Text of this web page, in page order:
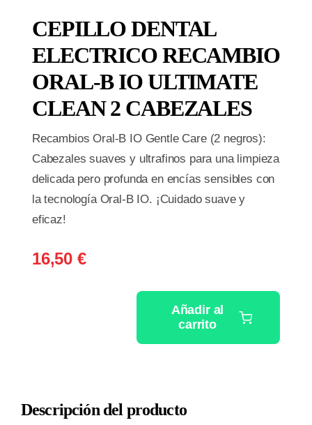
CEPILLO DENTAL
ELECTRICO RECAMBIO
ORAL-B IO ULTIMATE
CLEAN 2 CABEZALES
Recambios Oral-B IO Gentle Care (2 negros):
Cabezales suaves y ultrafinos para una limpieza
delicada pero profunda en encías sensibles con
la tecnología Oral-B IO. ¡Cuidado suave y
eficaz!
16,50 €
ORAL-
Añadir al
carrito
Descripción del producto